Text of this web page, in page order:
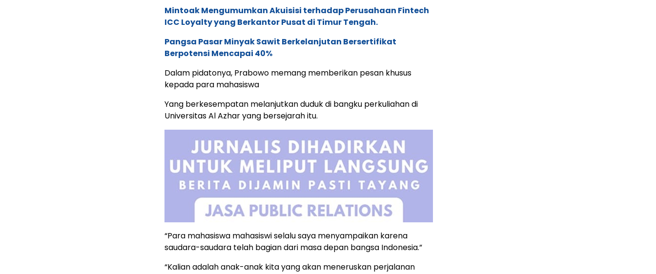
Mintoak Mengumumkan Akuisisi terhadap Perusahaan Fintech
ICC Loyalty yang Berkantor Pusat di Timur Tengah.
Pangsa Pasar Minyak Sawit Berkelanjutan Bersertifikat
Berpotensi Mencapai 40%
Dalam pidatonya, Prabowo memang memberikan pesan khusus
kepada para mahasiswa
Yang berkesempatan melanjutkan duduk di bangku perkuliahan di
Universitas Al Azhar yang bersejarah itu.
“Para mahasiswa mahasiswi selalu saya menyampaikan karena
saudara-saudara telah bagian dari masa depan bangsa Indonesia.”
“Kalian adalah anak-anak kita yang akan meneruskan perjalanan